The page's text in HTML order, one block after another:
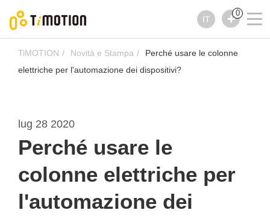
IT
0
TiMOTION Novità e Stampa
Perché usare le colonne
elettriche per l'automazione dei dispositivi?
lug 28 2020
Perché usare le
colonne elettriche per
l'automazione dei